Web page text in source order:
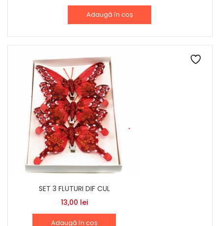
Adaugă în coș
SET 3 FLUTURI DIF CUL
13,00 lei
Adaugă în coș